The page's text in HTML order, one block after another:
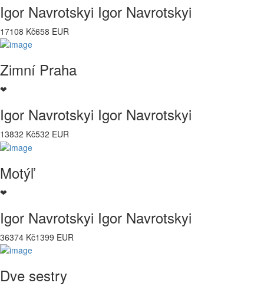
Igor Navrotskyi Igor Navrotskyi
17108 Kč658 EUR
Zimní Praha
❤
Igor Navrotskyi Igor Navrotskyi
13832 Kč532 EUR
Motýľ
❤
Igor Navrotskyi Igor Navrotskyi
36374 Kč1399 EUR
Dve sestry